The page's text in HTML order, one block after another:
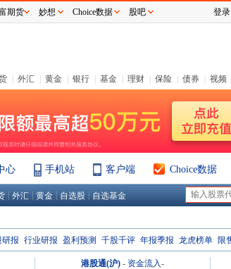
外汇 黄金 银行 基金 理财 保险 债券 视频
心 手机站 客户端 Choice数据
外汇 黄金 自选股 自选基金
研报 行业研报 盈利预测 千股千评 年报季报 龙虎榜单 限
港股通(沪) - 资金流入-
期货 妙想 Choice数据 股吧 登录